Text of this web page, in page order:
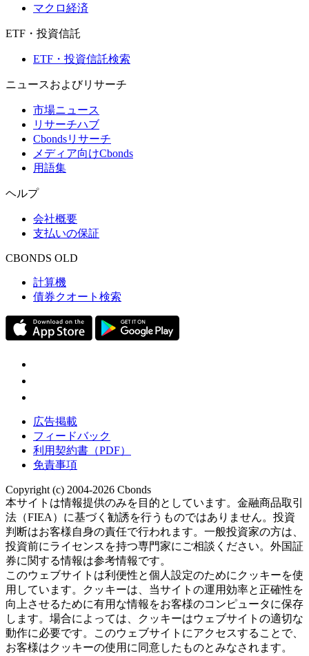
マクロ経済
ETF・投資信託
ETF・投資信託検索
ニュースおよびリサーチ
市場ニュース
リサーチハブ
Cbondsリサーチ
メディア向けCbonds
用語集
ヘルプ
会社概要
支払いの保証
CBONDS OLD
計算機
債券クオート検索
広告掲載
フィードバック
利用契約書（PDF）
免責事項
Copyright (c) 2004-2026 Cbonds
本サイトは情報提供のみを目的としています。金融商品取引
法（FIEA）に基づく勧誘を行うものではありません。投資
判断はお客様自身の責任で行われます。一般投資家の方は、
投資前にライセンスを持つ専門家にご相談ください。外国証
券に関する情報は参考情報です。
このウェブサイトは利便性と個人設定のためにクッキーを使
用しています。クッキーは、当サイトの運用効率と正確性を
向上させるために有用な情報をお客様のコンピュータに保存
します。場合によっては、クッキーはウェブサイトの適切な
動作に必要です。このウェブサイトにアクセスすることで、
お客様はクッキーの使用に同意したものとみなされます。